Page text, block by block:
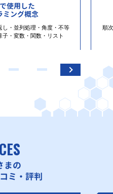
使用した
ミング概念
し・並列処理・角度・不等
・変数・関数・リスト
順
まの
ミ・評判